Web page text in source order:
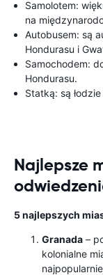
Samolotem:
na
Autobusem: są
Hondurasu i
Samochodem:
Hondurasu.
Statką: są
Najlepsze
5 najlepszych
Granada –
kolonialne